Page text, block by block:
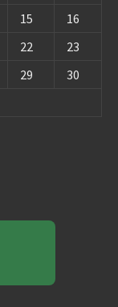
15
16
22
23
29
30